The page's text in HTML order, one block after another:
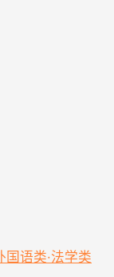
国语类·法学类